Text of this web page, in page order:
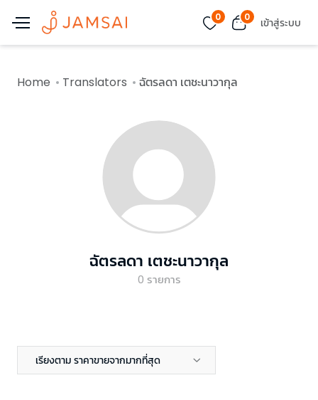
0 0 เข้าสู่ระบบ
Home Translators ฉัตรลดา เตชะนาวากุล
ฉัตรลดา เตชะนาวากุล
0 รายการ
เรียงตาม ราคาขายจากมากที่สุด